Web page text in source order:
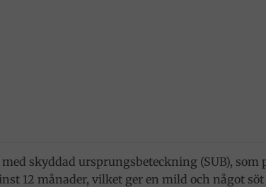
skyddad ursprungsbeteckning (SUB), som
12 månader, vilket ger en mild och något